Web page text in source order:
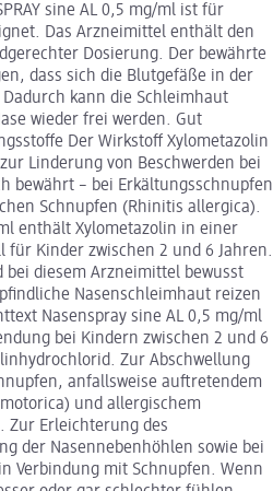
sine AL 0,5 mg/ml ist für
Das Arzneimittel enthält den
Dosierung. Der bewährte
dass sich die Blutgefäße in der
kann die Schleimhaut
wieder frei werden. Gut
Der Wirkstoff Xylometazolin
Linderung von Beschwerden bei
bewährt – bei Erkältungsschnupfen
Schnupfen (Rhinitis allergica).
ml enthält Xylometazolin in einer
für Kinder zwischen 2 und 6 Jahren.
diesem Arzneimittel bewusst
Nasenschleimhaut reizen
Nasenspray sine AL 0,5 mg/ml
bei Kindern zwischen 2 und 6
Zur Abschwellung
anfallsweise auftretendem
und allergischem
Zur Erleichterung des
der Nasennebenhöhlen sowie bei
Verbindung mit Schnupfen. Wenn